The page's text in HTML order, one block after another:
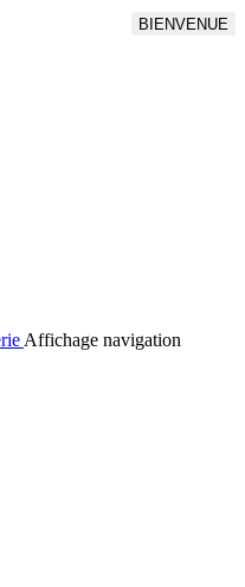
BIENVENUE
Affichage navigation